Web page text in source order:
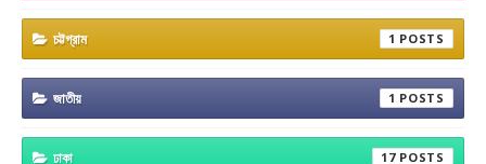
চট্টগ্রাম 1
জাতীয় 1
ঢাকা 17